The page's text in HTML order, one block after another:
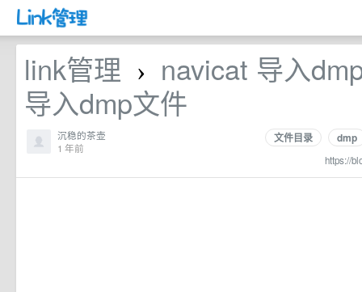
link管理 › navicat 导入
导入dmp文件
文件目录 dmp
https://
沉稳的茶壶
1 年前